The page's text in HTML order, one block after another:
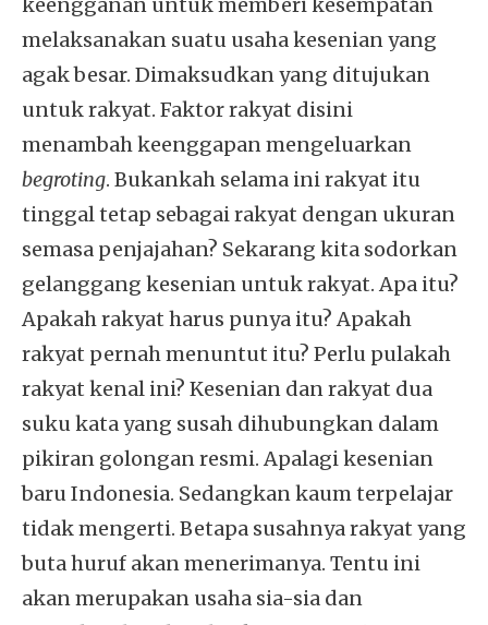
melaksanakan suatu usaha kesenian yang
agak besar. Dimaksudkan yang ditujukan
untuk rakyat. Faktor rakyat disini
menambah keenggapan mengeluarkan
begroting. Bukankah selama ini rakyat itu
tinggal tetap sebagai rakyat dengan ukuran
semasa penjajahan? Sekarang kita sodorkan
gelanggang kesenian untuk rakyat. Apa itu?
Apakah rakyat harus punya itu? Apakah
rakyat pernah menuntut itu? Perlu pulakah
rakyat kenal ini? Kesenian dan rakyat dua
suku kata yang susah dihubungkan dalam
pikiran golongan resmi. Apalagi kesenian
baru Indonesia. Sedangkan kaum terpelajar
tidak mengerti. Betapa susahnya rakyat yang
buta huruf akan menerimanya. Tentu ini
akan merupakan usaha sia-sia dan